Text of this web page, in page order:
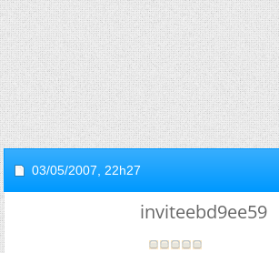
03/05/2007, 22h27
inviteebd9ee59